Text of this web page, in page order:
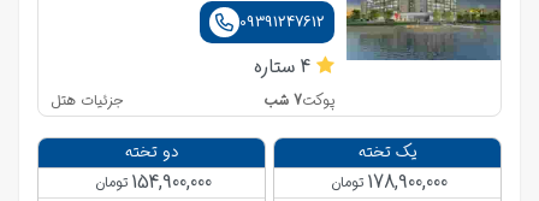
09391247612
4 ستاره
پوکت7 شب جزئیات هتل
یک تخته
178,900,000 تومان
دو تخته
154,900,000 تومان